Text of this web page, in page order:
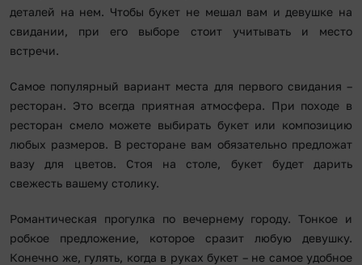
деталей на нем. Чтобы букет не мешал вам и девушке на
свидании, при его выборе стоит учитывать и место
встречи.
Самое популярный вариант места для первого свидания –
ресторан. Это всегда приятная атмосфера. При походе в
ресторан смело можете выбирать букет или композицию
любых размеров. В ресторане вам обязательно предложат
вазу для цветов. Стоя на столе, букет будет дарить
свежесть вашему столику.
Романтическая прогулка по вечернему городу. Тонкое и
робкое предложение, которое сразит любую девушку.
Конечно же, гулять, когда в руках букет – не самое удобное